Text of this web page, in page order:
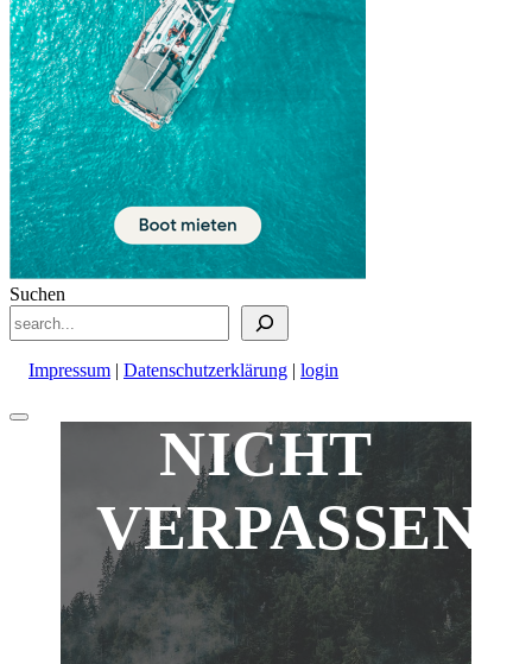
Suchen
Impressum | Datenschutzerklärung | login
Nach
NICHT
VERPASSEN!